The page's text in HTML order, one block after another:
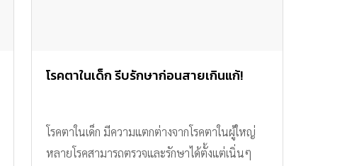
โรคตาในเด็ก รีบรักษาก่อนสายเกินแก้!
โรคตาในเด็ก มีความแตกต่างจากโรคตาในผู้ใหญ่
หลายโรคสามารถตรวจและรักษาได้ตั้งแต่เนิ่นๆ